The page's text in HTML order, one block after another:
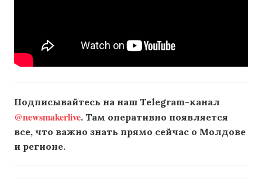
Подписывайтесь на наш Telegram-канал
@newsmakerlive. Там оперативно появляется
все, что важно знать прямо сейчас о Молдове
и регионе.